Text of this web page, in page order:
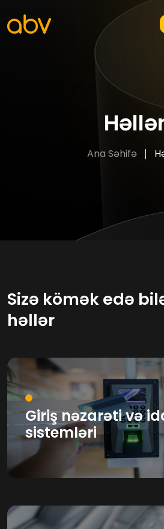
Ana Səhifə
Sizə kömək edə
həllər
Giriş nəzarəti və
sistemləri